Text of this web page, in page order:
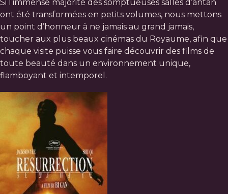
Si l’immense majorité des somptueuses salles d’antan
ont été transformées en petits volumes, nous mettons
un point d’honneur à ne jamais au grand jamais,
toucher aux plus beaux cinémas du Royaume, afin que
chaque visite puisse vous faire découvrir des films de
toute beauté dans un environnement unique,
flamboyant et intemporel.